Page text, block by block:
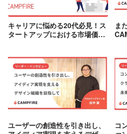
キャリアに悩める20代必見！ス
タートアップにおける市場価値
ま
ユーザーの創造性を引き出し、
コ